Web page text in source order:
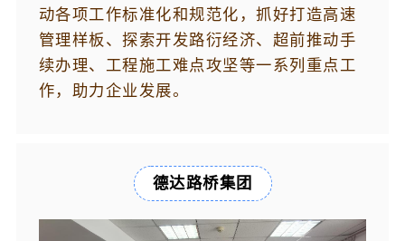
动各项工作标准化和规范化，抓好打造高速
管理样板、探索开发路衍经济、超前推动手
续办理、工程施工难点攻坚等一系列重点工
作，助力企业发展。
德达路桥集团